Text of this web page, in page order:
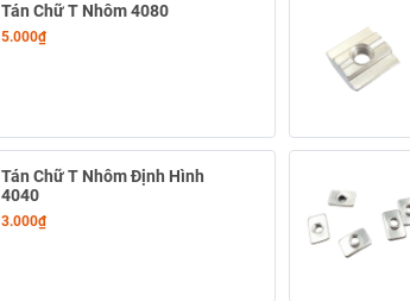
Tán Chữ T Nhôm 4080
5.000₫
Tán Chữ T Nhôm Định Hình
4040
3.000₫